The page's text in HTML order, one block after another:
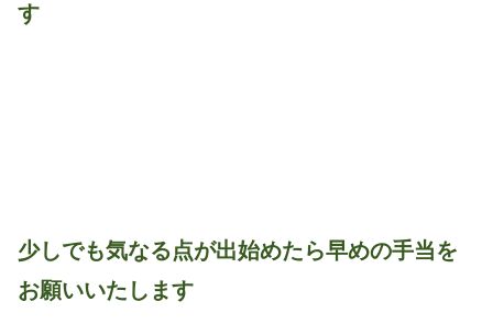
す
少しでも気なる点が出始めたら早めの手当を
お願いいたします